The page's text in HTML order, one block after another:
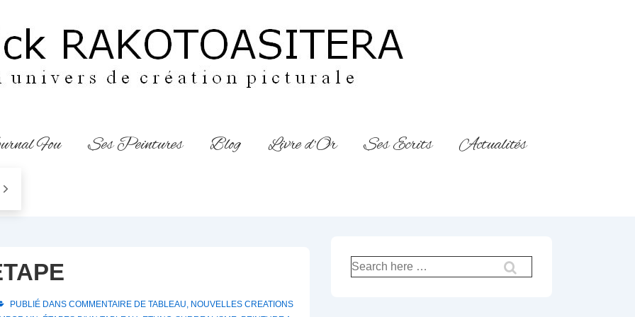
Fou Ses Peintures Blog Livre d’Or Ses Ecrits
Actualités
PUBLIÉ DANS COMMENTAIRE DE TABLEAU, NOUVELLES CREATIONS
Recherche
pour: